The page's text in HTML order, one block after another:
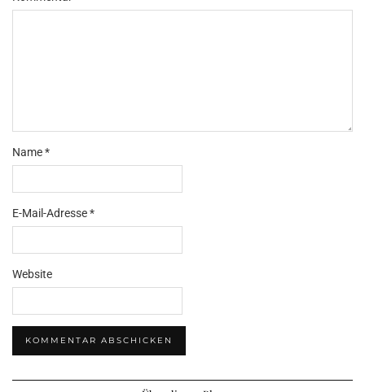
Name*
E-Mail-Adresse*
Website